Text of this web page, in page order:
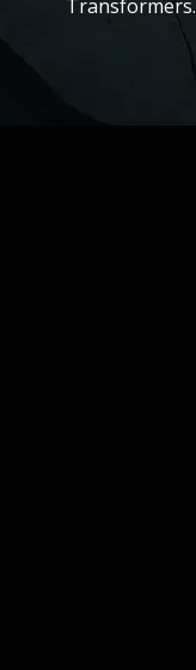
Transformers.